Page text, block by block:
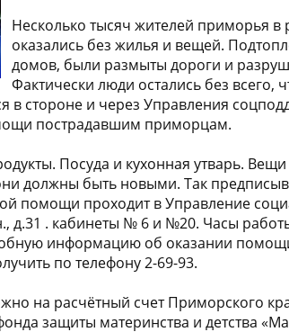
Несколько тысяч жителей приморья в
оказались без жилья и вещей.
домов, были размыты дороги и
Фактически люди остались без всего,
в стороне и через Управления
пострадавшим приморцам.
Посуда и кухонная утварь. Вещи
должны быть новыми. Так
помощи проходит в Управление
д.31 . кабинеты № 6 и №20. Часы
информацию об оказании
по телефону 2-69-93.
на расчётный счет Приморского
защиты материнства и детства